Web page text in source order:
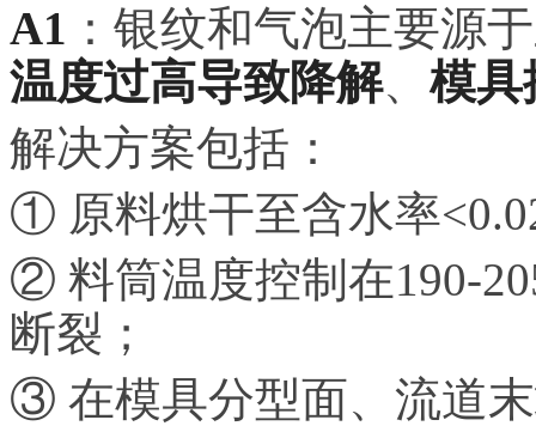
A1 ：银纹和气泡主要源
温度过高导致降解、 模具
解决方案包括：
① 原料烘干至含水率
② 料筒温度控制在190-
断裂；
③ 在模具分型面、流道